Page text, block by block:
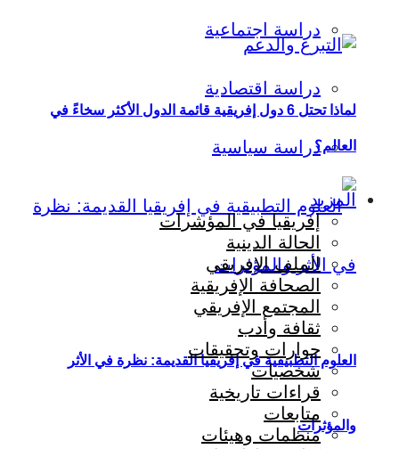
دراسة اجتماعية
دراسة اقتصادية
دراسة سياسية
العلوم التطبيقية في إفريقيا القديمة: نظرة في الأثر
والمؤثرات
لماذا تحتل 6 دول إفريقية قائمة الدول الأكثر سخاءً في
العالم؟
المزيد
إفريقيا في المؤشرات
الحالة الدينية
الملف الإفريقي
الصحافة الإفريقية
المجتمع الإفريقي
ثقافة وأدب
حوارات وتحقيقات
شخصيات
قراءات تاريخية
متابعات
منظمات وهيئات